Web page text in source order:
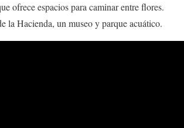
ofrece espacios para caminar entre flores.
la Hacienda, un museo y parque acuático.